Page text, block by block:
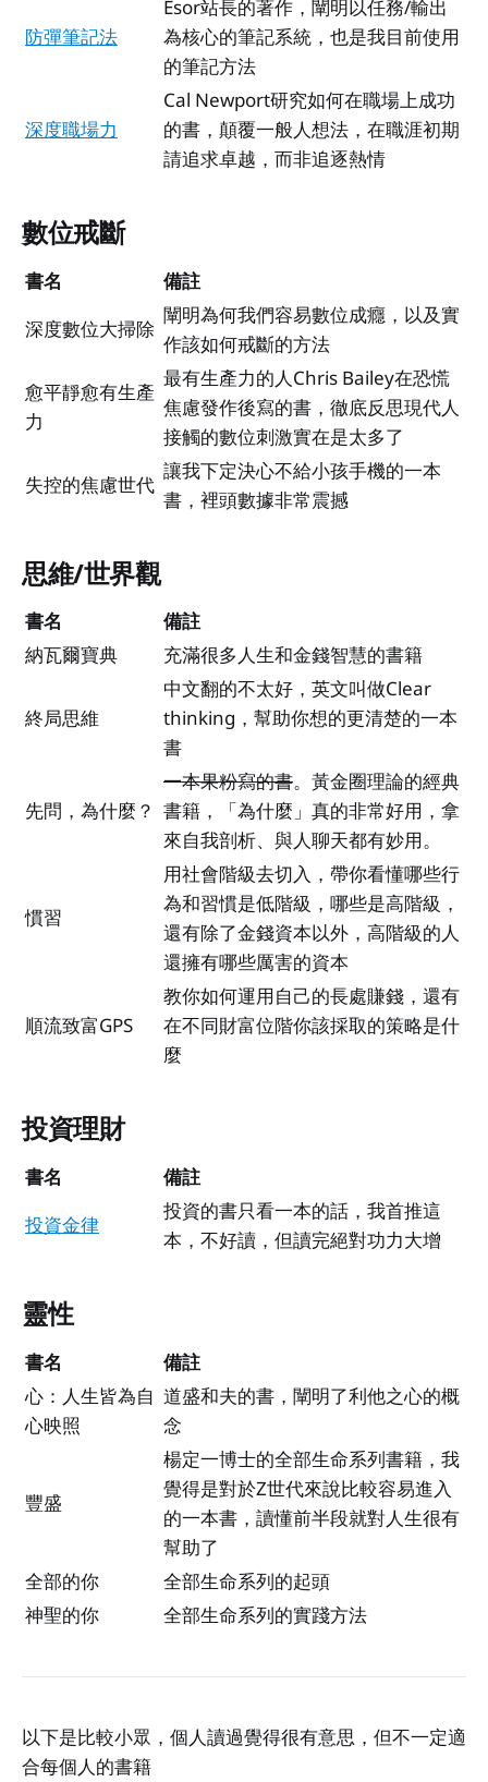
防彈筆記法
Esor站長的著作，闡明以任務/輸出
為核心的筆記系統，也是我目前使用
的筆記方法
深度職場力
Cal Newport研究如何在職場上成功
的書，顛覆一般人想法，在職涯初期
請追求卓越，而非追逐熱情
數位戒斷
書名
備註
深度數位大掃除
闡明為何我們容易數位成癮，以及實
作該如何戒斷的方法
愈平靜愈有生產
力
最有生產力的人Chris Bailey在恐慌
焦慮發作後寫的書，徹底反思現代人
接觸的數位刺激實在是太多了
失控的焦慮世代
讓我下定決心不給小孩手機的一本
書，裡頭數據非常震撼
思維/世界觀
書名
備註
納瓦爾寶典
充滿很多人生和金錢智慧的書籍
終局思維
中文翻的不太好，英文叫做Clear
thinking，幫助你想的更清楚的一本
書
先問，為什麼？
一本果粉寫的書。黃金圈理論的經典
書籍，「為什麼」真的非常好用，拿
來自我剖析、與人聊天都有妙用。
慣習
用社會階級去切入，帶你看懂哪些行
為和習慣是低階級，哪些是高階級，
還有除了金錢資本以外，高階級的人
還擁有哪些厲害的資本
順流致富GPS
教你如何運用自己的長處賺錢，還有
在不同財富位階你該採取的策略是什
麼
投資理財
書名
備註
投資金律
投資的書只看一本的話，我首推這
本，不好讀，但讀完絕對功力大增
靈性
書名
備註
心：人生皆為自
心映照
道盛和夫的書，闡明了利他之心的概
念
豐盛
楊定一博士的全部生命系列書籍，我
覺得是對於Z世代來說比較容易進入
的一本書，讀懂前半段就對人生很有
幫助了
全部的你
全部生命系列的起頭
神聖的你
全部生命系列的實踐方法
以下是比較小眾，個人讀過覺得很有意思，但不一定適
合每個人的書籍